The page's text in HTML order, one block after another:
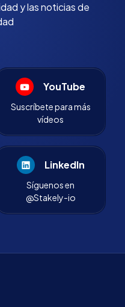
y las noticias de
YouTube
Suscríbete para más
vídeos
LinkedIn
Síguenos en
@Stakely-io